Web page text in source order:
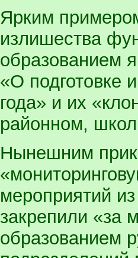
Ярким
излишества
образованием
«О подготовке
года» и их
районном,
Нынешним
мероприятий
закрепили «за
образованием